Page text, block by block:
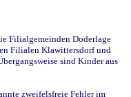
Filialgemeinden Doderlage
Filialen Klawittersdorf und
sind Kinder aus
zweifelsfreie Fehler im